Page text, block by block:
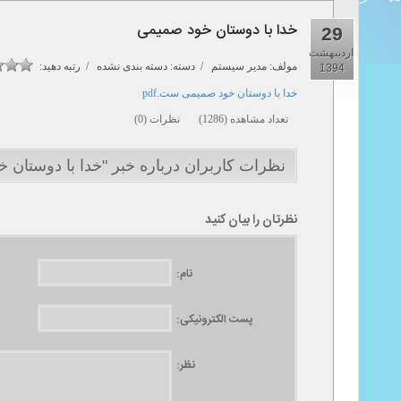
29
اردیبهشت
1394
خدا با دوستان خود صمیمی
مولف: مدیر سیستم / دسته: دسته بندی نشده / رتبه دهید:
خدا با دوستان خود صمیمی ست.pdf
تعداد مشاهده (1286) نظرات (0)
نظرات کاربران درباره خبر "خدا با
نظرتان را بیان کنید
نام:
پست الکترونیکی:
نظر: